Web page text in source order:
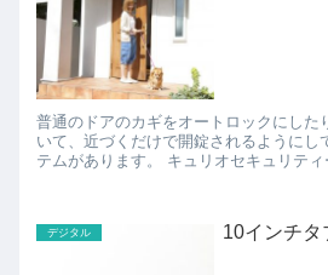
普通のドアのカギをオートロックにした
いて、近づくだけで開錠されるようにし
テムがあります。 キュリオセキュリティーロックだとそんな近未
デジタル 10インチタ